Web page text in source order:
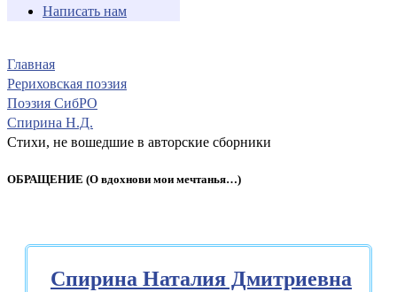
Написать нам
Главная
Рериховская поэзия
Поэзия СибРО
Спирина Н.Д.
Стихи, не вошедшие в авторские сборники
ОБРАЩЕНИЕ (О вдохнови мои мечтанья…)
Спирина Наталия Дмитриевна